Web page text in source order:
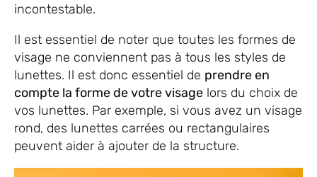
incontestable.
Il est essentiel de noter que toutes les formes de
visage ne conviennent pas à tous les styles de
lunettes. Il est donc essentiel de prendre en
compte la forme de votre visage lors du choix de
vos lunettes. Par exemple, si vous avez un visage
rond, des lunettes carrées ou rectangulaires
peuvent aider à ajouter de la structure.